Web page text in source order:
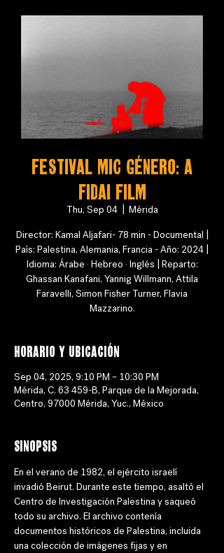
Festival MIC Género: A
Fidai Film
Thu, Sep 04
  |
Mérida
Director: Kamal Aljafari- 78 min - Documental |
País: Palestina, Alemania, Francia - Año: 2024 |
Idioma: Árabe · Hebreo · Inglés | Reparto:
Ghassan Kanafani, Yannig Willmann, Attila
Faravelli, Simon Fisher Turner, Flavia
Mazzarino.
Horario y ubicación
Sep 04, 2025, 9:10 PM – 10:30 PM
Mérida, C. 63 459-B, Parque de la Mejorada,
Centro, 97000 Mérida, Yuc., México
Sinopsis
En el verano de 1982, el ejército israelí
invadió Beirut. Durante este tiempo, asaltó el
Centro de Investigación Palestina y saqueó
todo su archivo. El archivo contenía
documentos históricos de Palestina, incluida
una colección de imágenes fijas y en